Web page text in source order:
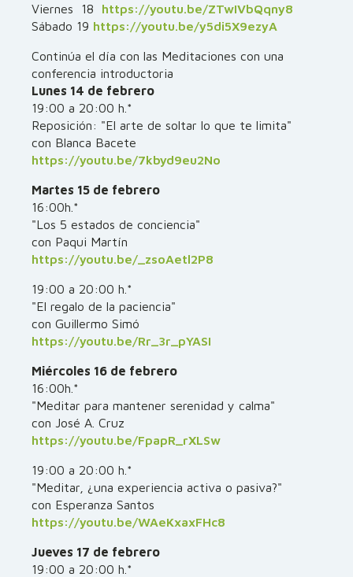
Viernes 18 https://youtu.be/ZTwIVbQqny8
Sábado 19 https://youtu.be/y5di5X9ezyA
Continúa el día con las Meditaciones con una
conferencia introductoria
Lunes 14 de febrero
19:00 a 20:00 h.*
Reposición: "El arte de soltar lo que te limita"
con Blanca Bacete
https://youtu.be/7kbyd9eu2No
Martes 15 de febrero
16:00h.*
"Los 5 estados de conciencia"
con Paqui Martín
https://youtu.be/_zsoAetl2P8
19:00 a 20:00 h.*
"El regalo de la paciencia"
con Guillermo Simó
https://youtu.be/Rr_3r_pYASI
Miércoles 16 de febrero
16:00h.*
"Meditar para mantener serenidad y calma"
con José A. Cruz
https://youtu.be/FpapR_rXLSw
19:00 a 20:00 h.*
"Meditar, ¿una experiencia activa o pasiva?"
con Esperanza Santos
https://youtu.be/WAeKxaxFHc8
Jueves 17 de febrero
19:00 a 20:00 h.*